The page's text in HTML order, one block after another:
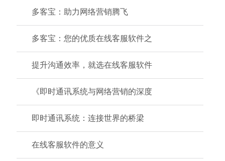
多客宝：助力网络营销腾飞
多客宝：您的优质在线客服软件之
提升沟通效率，就选在线客服软件
《即时通讯系统与网络营销的深度
即时通讯系统：连接世界的桥梁
在线客服软件的意义